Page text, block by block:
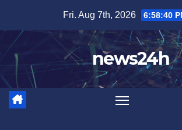
content
Fri. Aug 7th, 2026 6:58:42
news24h